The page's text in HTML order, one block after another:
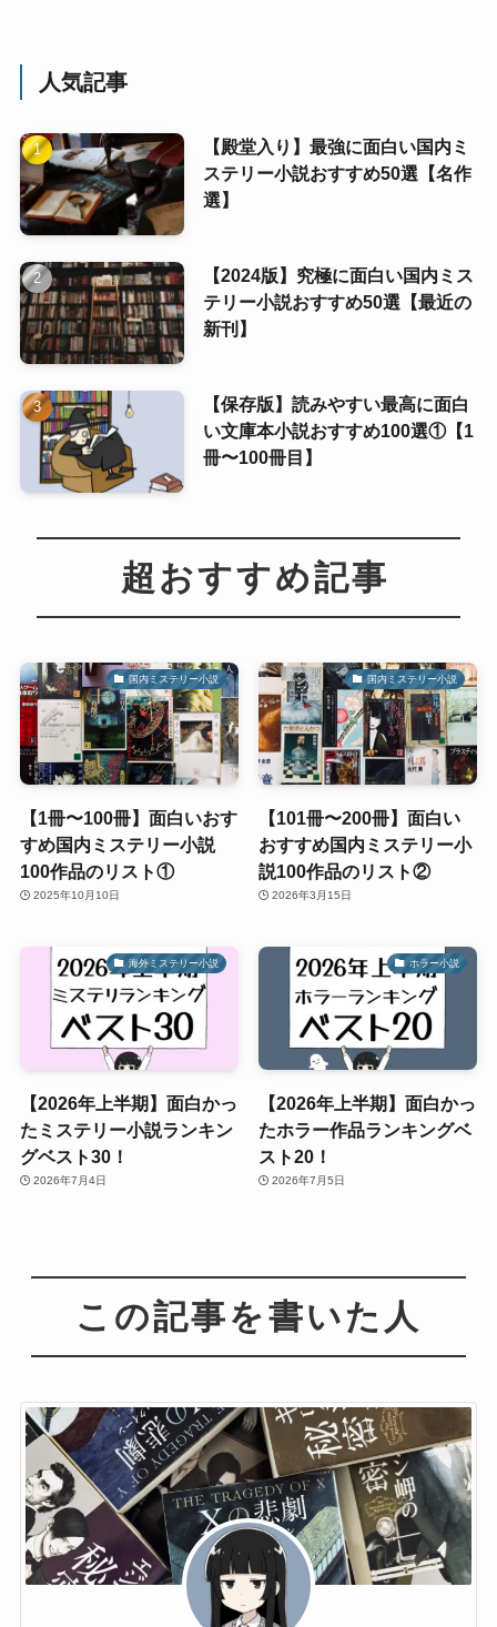
人気記事
【殿堂入り】最強に面白い国内ミ
ステリー小説おすすめ50選【名作
選】
【2024版】究極に面白い国内ミス
テリー小説おすすめ50選【最近の
新刊】
【保存版】読みやすい最高に面白
い文庫本小説おすすめ100選①【1
冊〜100冊目】
超おすすめ記事
国内ミステリー小説
【1冊〜100冊】面白いおす
すめ国内ミステリー小説
100作品のリスト①
2025年10月10日
国内ミステリー小説
【101冊〜200冊】面白い
おすすめ国内ミステリー小
説100作品のリスト②
2026年3月15日
海外ミステリー小説
【2026年上半期】面白かっ
たミステリー小説ランキン
グベスト30！
2026年7月4日
ホラー小説
【2026年上半期】面白かっ
たホラー作品ランキングベ
スト20！
2026年7月5日
この記事を書いた人